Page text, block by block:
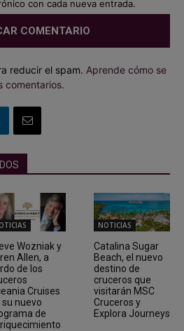
con cada nueva entrada.
reducir el spam. Aprende cómo se
comentarios.
Wozniak y
Allen, a
de los
Cruises
su nuevo
de
NOTICIAS
Catalina Sugar
Beach, el nuevo
destino de
cruceros que
visitarán MSC
Cruceros y
Explora Journeys